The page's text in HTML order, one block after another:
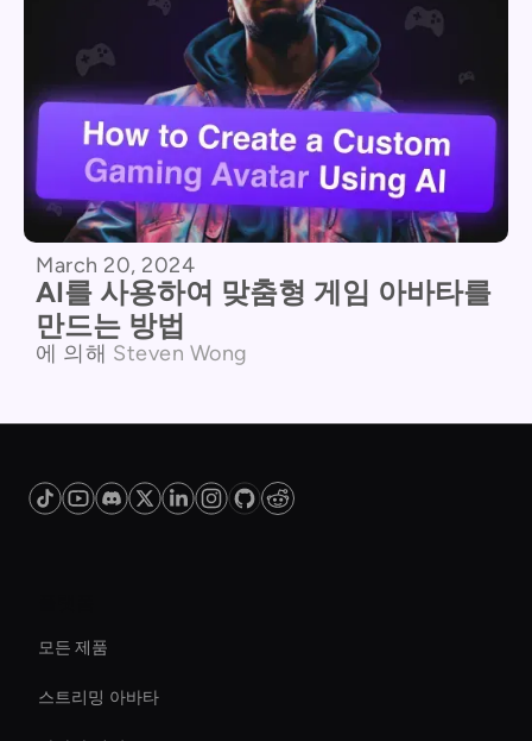
March 20, 2024
AI를 사용하여 맞춤형 게임 아바타를
만드는 방법
에 의해 Steven Wong
모든 제품
스트리밍 아바타